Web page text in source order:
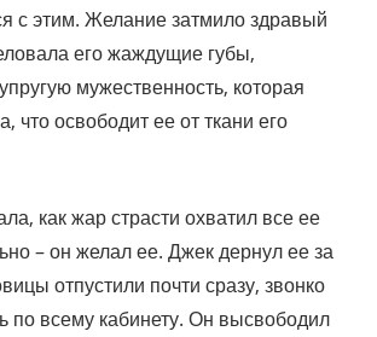
с этим. Желание затмило здравый
его жаждущие губы,
мужественность, которая
что освободит ее от ткани его
как жар страсти охватил все ее
– он желал ее. Джек дернул ее за
отпустили почти сразу, звонко
по всему кабинету. Он высвободил